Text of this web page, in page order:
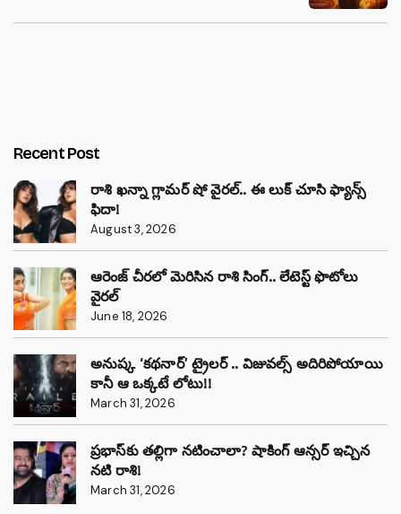
Recent Post
రాశి ఖన్నా గ్లామర్ షో వైరల్.. ఈ లుక్ చూసి ఫ్యాన్స్
ఫిదా!
August 3, 2026
ఆరెంజ్ చీరలో మెరిసిన రాశి సింగ్.. లేటెస్ట్ ఫొటోలు
వైరల్
June 18, 2026
అనుష్క ‘కథనార్’ ట్రైలర్ .. విజువల్స్ అదిరిపోయాయి
కానీ ఆ ఒక్కటే లోటు!!
March 31, 2026
ప్రభాస్‌కు తల్లిగా నటించాలా? షాకింగ్ ఆన్సర్ ఇచ్చిన
నటి రాశి!
March 31, 2026